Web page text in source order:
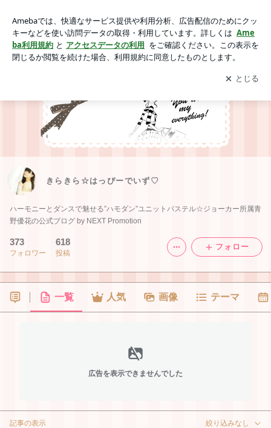
アプリをダウンロードして ブログの更新通知
を受け取りまし
ょう。
開く
きらきら☆はっぴーでいず♡
ハーモニーとダンスで魅せる”ハモダン”ユニットパステル☆ジョーカー所属青
野優花の公式ブログ by NEXT Promotion
373
フォロワー
618
投稿
フォロー
一覧 人気 画像 テーマ
広告を表示できませんでした
記事の表示 絞り込みなし